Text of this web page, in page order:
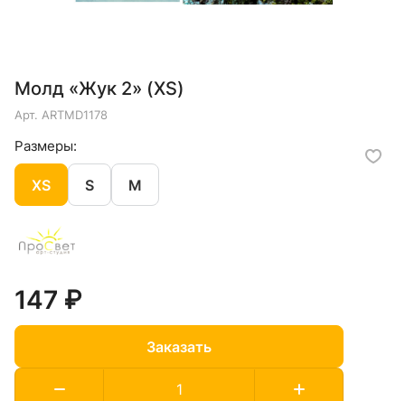
Молд «Жук 2» (XS)
Арт. ARTMD1178
Размеры:
XS S M
147 ₽
Заказать